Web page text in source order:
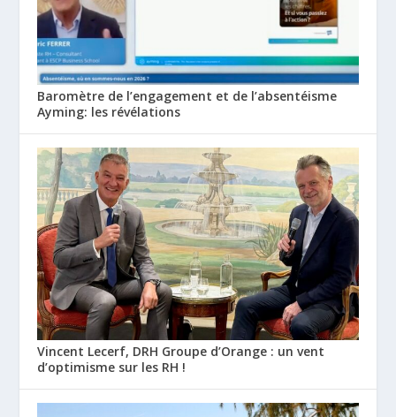
Baromètre de l’engagement et de l’absentéisme
Ayming: les révélations
Vincent Lecerf, DRH Groupe d’Orange : un vent
d’optimisme sur les RH !